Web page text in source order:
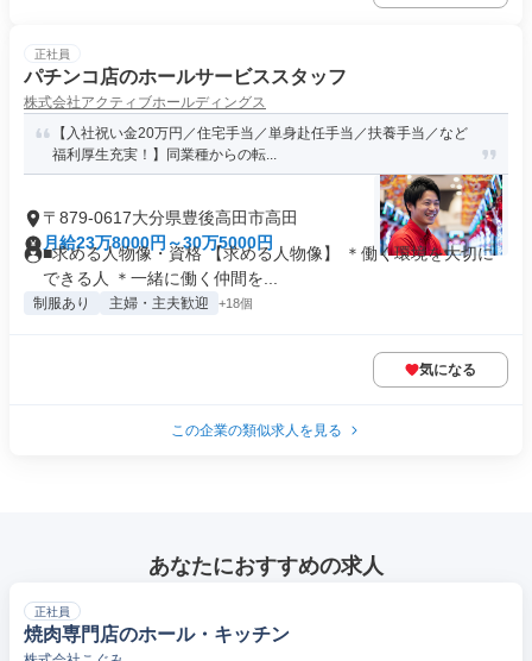
正社員
パチンコ店のホールサービススタッフ
株式会社アクティブホールディングス
【入社祝い金20万円／住宅手当／単身赴任手当／扶養手当／など
福利厚生充実！】同業種からの転...
〒879-0617大分県豊後高田市高田
月給23万8000円～30万5000円
■求める人物像・資格 【求める人物像】 ＊働く環境を大切に
できる人 ＊一緒に働く仲間を...
制服あり 主婦・主夫歓迎 +18個
気になる
この企業の類似求人を見る
あなたにおすすめの求人
正社員
焼肉専門店のホール・キッチン